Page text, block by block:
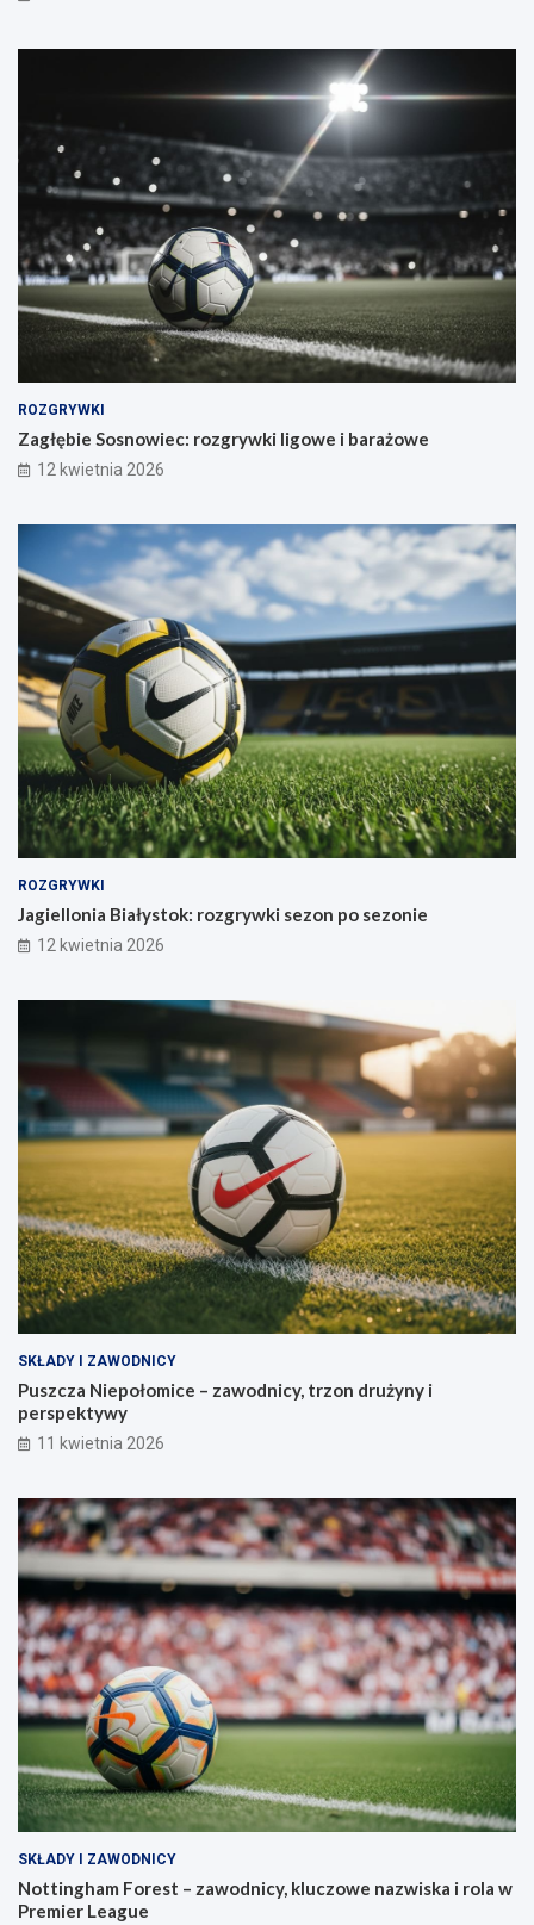
ROZGRYWKI
Zagłębie Sosnowiec: rozgrywki ligowe i barażowe
12 kwietnia 2026
ROZGRYWKI
Jagiellonia Białystok: rozgrywki sezon po sezonie
12 kwietnia 2026
SKŁADY I ZAWODNICY
Puszcza Niepołomice – zawodnicy, trzon drużyny i
perspektywy
11 kwietnia 2026
SKŁADY I ZAWODNICY
Nottingham Forest – zawodnicy, kluczowe nazwiska i rola w
Premier League